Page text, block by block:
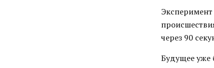
через 90
Будущее уже